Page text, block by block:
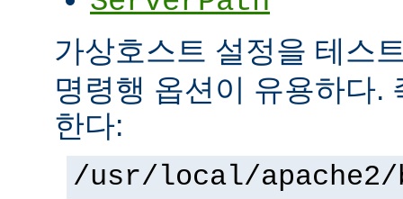
가상호스트 설정을 테스
명령행 옵션이 유용하다.
한다:
/usr/local/